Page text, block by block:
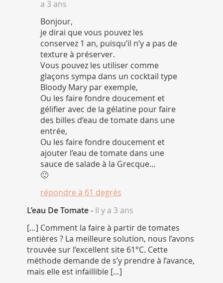
a 3 ans
Bonjour,
je dirai que vous pouvez les
conservez 1 an, puisqu’il n’y a pas de
texture à préserver.
Vous pouvez les utiliser comme
glaçons sympa dans un cocktail type
Bloody Mary par exemple,
Ou les faire fondre doucement et
gélifier avec de la gélatine pour faire
des billes d’eau de tomate dans une
entrée,
Ou les faire fondre doucement et
ajouter l’eau de tomate dans une
sauce de salade à la Grecque…
🙂
répondre à 61 degrés
L’eau De Tomate- Il y a 3 ans
[…] Comment la faire à partir de tomates
entières ? La meilleure solution, nous l’avons
trouvée sur l’excellent site 61°C. Cette
méthode demande de s’y prendre à l’avance,
mais elle est infaillible […]